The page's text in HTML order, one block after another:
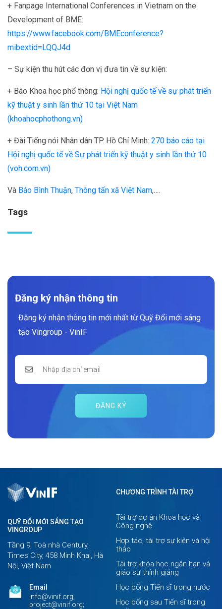
+ Fanpage International Conferences in Vietnam on the
Development of BME:
https://www.facebook.com/BMEconference?
mibextid=LQQJ4d
– Sự kiện thu hút các đơn vị đưa tin về sự kiện:
+ Báo Khoa học phổ thông: Hội nghị quốc tế về sự phát triển
kỹ thuật y sinh lần thứ 10 tại Việt Nam
(khoahocphothong.vn)
+ Đài Tiếng nói Nhân dân TP. Hồ Chí Minh: 270 báo cáo tại
Hội nghị quốc tế về Sự phát triển kỹ thuật y sinh lần thứ 10
(voh.com.vn)
Và Báo Bình Thuận, Thông tấn xã Việt Nam,….
Tags
Đăng ký nhận thông tin
Đăng ký nhận thông tin mới nhất từ Quỹ Đổi mới sáng
tạo Vingroup - VinIF
ĐĂNG KÝ
QUỸ ĐỔI MỚI SÁNG TẠO
VINGROUP
Tầng 9, Toà nhà Century,
Times City, 458 Minh Khai, Hà
Nội, Việt Nam
Email
info@vinif.org;
project@vinif.org;
CHƯƠNG TRÌNH TÀI TRỢ
Tài trợ dự án Khoa học và
Công nghệ
Hợp tác, tài trợ sự kiện và hội
thảo
Tài trợ khóa học ngắn hạn và
giáo sư thỉnh giảng
Học bổng Tiến sĩ trong nước
Học bổng sau Tiến sĩ trong